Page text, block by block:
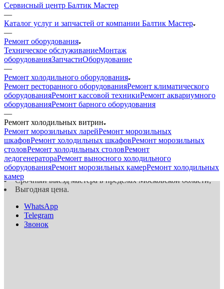
Сервисный центр Балтик Мастер
—
Каталог услуг и запчастей от компании Балтик Мастер
—
Ремонт оборудования
Техническое обслуживаниеМонтаж
оборудованияЗапчастиОборудование
—
Ремонт холодильного оборудования
Ремонт ресторанного оборудованияРемонт климатического
оборудованияРемонт кассовой техникиРемонт аквариумного
оборудованияРемонт барного оборудования
—
Ремонт холодильных витрин
Ремонт морозильных ларейРемонт морозильных
шкафовРемонт холодильных шкафовРемонт морозильных
столовРемонт холодильных столовРемонт
ледогенератораРемонт выносного холодильного
оборудованияРемонт морозильных камерРемонт холодильных
камер
Ремонтируем холодильные витрины всех производителей
Быстрая диагностика и качественный ремонт холодильных
витрин;
Гарантия на выполненные работы и установленные
запчасти;
Срочный выезд мастера в пределах Московской области;
Выгодная цена.
WhatsApp
Telegram
Звонок